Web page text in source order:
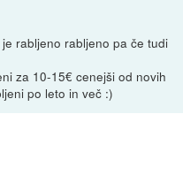
rabljeno rabljeno pa če tudi
za 10-15€ cenejši od novih
po leto in več :)